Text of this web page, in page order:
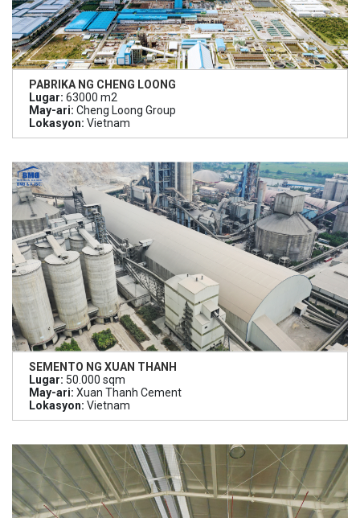
PABRIKA NG CHENG LOONG
Lugar: 63000 m2
May-ari: Cheng Loong Group
Lokasyon: Vietnam
SEMENTO NG XUAN THANH
Lugar: 50.000 sqm
May-ari: Xuan Thanh Cement
Lokasyon: Vietnam